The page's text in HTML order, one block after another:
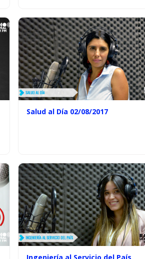
Salud al Día 02/08/2017